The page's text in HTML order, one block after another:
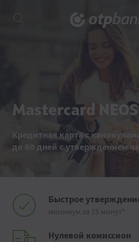
Mastercard NEOS
Кредитная карта с
до 60 дней с утверждением
Быстрое
минимум за 15 минут*
Нулевой комиссион